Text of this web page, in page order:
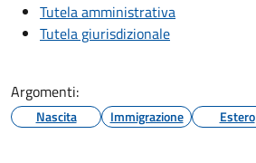
Tutela amministrativa
Tutela giurisdizionale
Argomenti:
Nascita Immigrazione Estero